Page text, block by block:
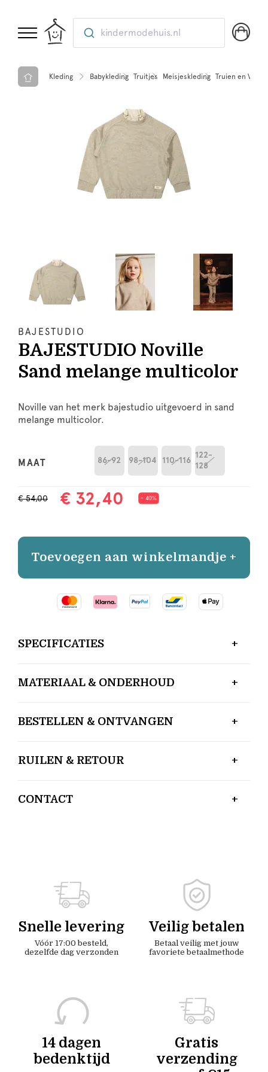
kindermodehuis.nl
Kleding Babykleding Truitjes Meisjeskleding Truien en
BAJESTUDIO
BAJESTUDIO Noville
Sand melange multicolor
Noville van het merk bajestudio uitgevoerd in sand
melange multicolor.
MAAT 86-92 98-104 110-116
122-
128
€ 54,00 € 32,40 - 40%
Toevoegen aan winkelmandje +
SPECIFICATIES
MATERIAAL & ONDERHOUD
BESTELLEN & ONTVANGEN
RUILEN & RETOUR
CONTACT
Snelle levering
Vóór 17:00 besteld,
dezelfde dag verzonden
Veilig betalen
Betaal veilig met jouw
favoriete betaalmethode
14 dagen
bedenktijd
Gratis
verzending